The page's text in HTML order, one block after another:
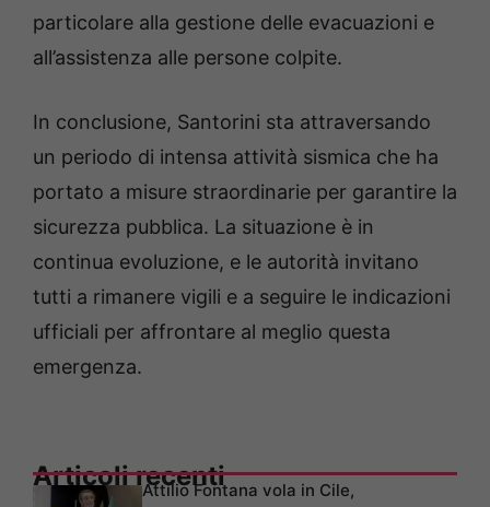
particolare alla gestione delle evacuazioni e
all’assistenza alle persone colpite.
In conclusione, Santorini sta attraversando
un periodo di intensa attività sismica che ha
portato a misure straordinarie per garantire la
sicurezza pubblica. La situazione è in
continua evoluzione, e le autorità invitano
tutti a rimanere vigili e a seguire le indicazioni
ufficiali per affrontare al meglio questa
emergenza.
Articoli recentiAttilio Fontana vola in Cile,